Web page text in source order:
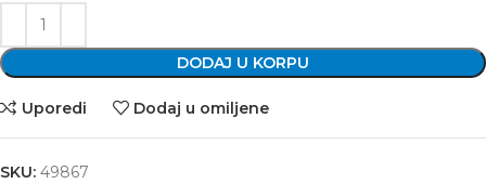
DODAJ U KORPU
Uporedi Dodaj u omiljene
SKU: 49867